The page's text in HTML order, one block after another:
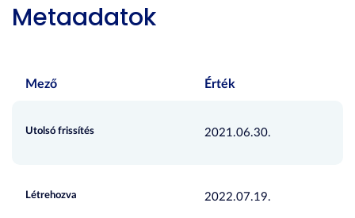
Metaadatok
Mező Érték
Utolsó frissítés 2021.06.30.
Létrehozva 2022.07.19.